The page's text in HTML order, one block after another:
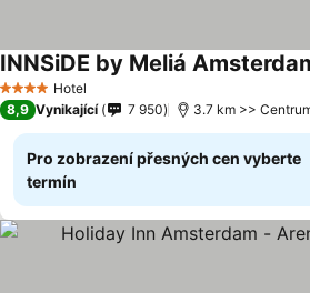
4 Počet hvězdiček
Hotel
INNSiDE by Meliá
8,9 Vynikající 7 950 3.7 km >>
Pro zobrazení přesných cen vyberte
termín